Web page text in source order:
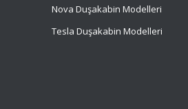
Nova Duşakabin Modelleri
Tesla Duşakabin Modelleri